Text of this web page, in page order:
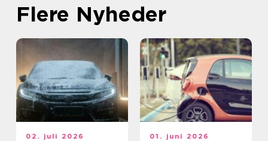
Flere Nyheder
02. juli 2026 01. juni 2026